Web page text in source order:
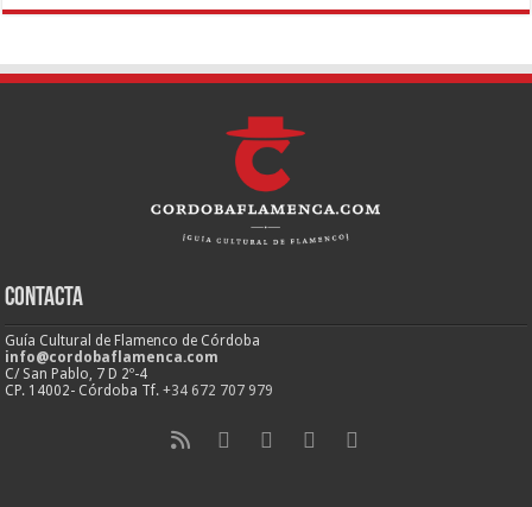
Contacta
Guía Cultural de Flamenco de Córdoba
info@cordobaflamenca.com
C/ San Pablo, 7 D 2º-4
CP. 14002- Córdoba Tf.+34 672 707 979